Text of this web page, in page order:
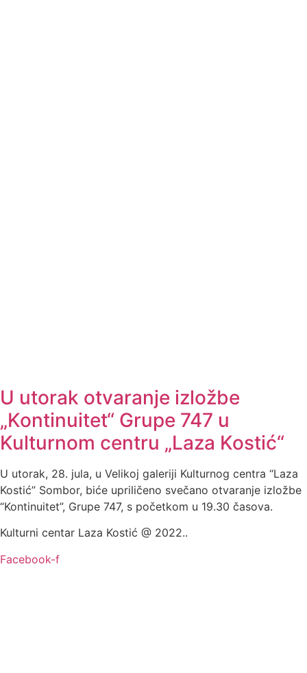
U utorak otvaranje izložbe
„Kontinuitet“ Grupe 747 u
Kulturnom centru „Laza Kostić“
U utorak, 28. jula, u Velikoj galeriji Kulturnog centra “Laza
Kostić” Sombor, biće upriličeno svečano otvaranje izložbe
“Kontinuitet”, Grupe 747, s početkom u 19.30 časova.
Kulturni centar Laza Kostić @ 2022..
Facebook-f